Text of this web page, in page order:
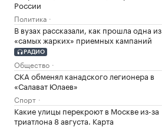
России
Политика
В вузах рассказали, как прошла одна из
«самых жарких» приемных кампаний
РАДИО
Общество
СКА обменял канадского легионера в
«Салават Юлаев»
Спорт
Какие улицы перекроют в Москве из-за
триатлона 8 августа. Карта